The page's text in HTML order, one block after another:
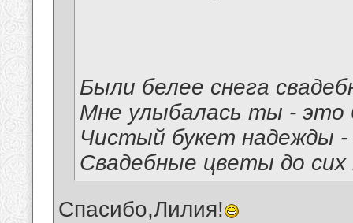
Были белее снега
Мне улыбалась ты - это
Чистый букет надежды
Свадебные цветы до
Спасибо,Лилия!